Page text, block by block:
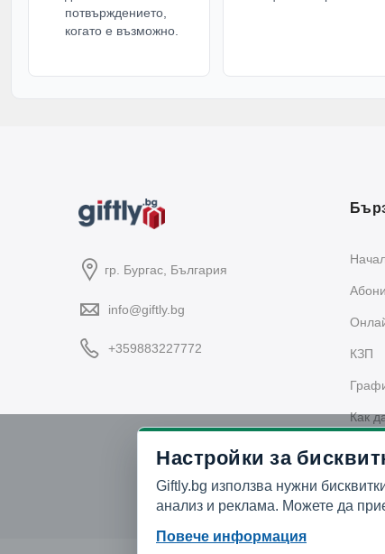
потвърждението,
когато е възможно.
гр. Бургас, България
info@giftly.bg
+359883227772 КЗП
Как
Настройки за
Giftly.bg използва нужни
анализ и реклама. Можете да
Повече информация